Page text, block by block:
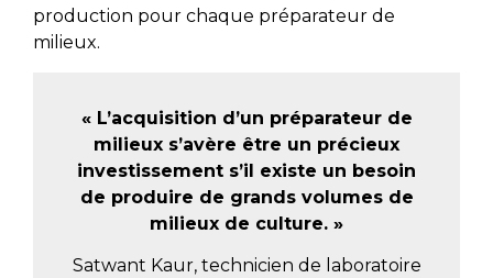
production pour chaque préparateur de
milieux.
« L’acquisition d’un préparateur de
milieux s’avère être un précieux
investissement s’il existe un besoin
de produire de grands volumes de
milieux de culture. »
Satwant Kaur, technicien de laboratoire